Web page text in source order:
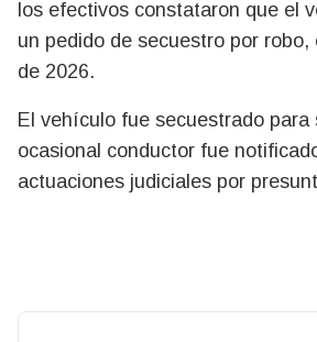
los efectivos constataron que el
un pedido de secuestro por
de 2026.
El vehículo fue secuestrado para
ocasional conductor fue
actuaciones judiciales por